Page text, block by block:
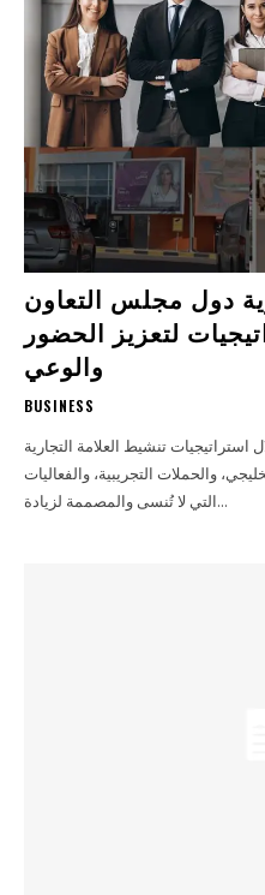
دول مجلس التعاون
لتعزيز الحضور
والوعي
BUSINESS
تنشيط العلامة التجارية
والحملات التجريبية، والفعاليات
التي لا تُنسى والمصممة لزيادة...